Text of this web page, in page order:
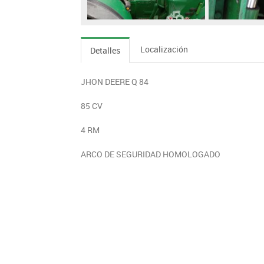
Detalles Localización
JHON DEERE Q 84
85 CV
4 RM
ARCO DE SEGURIDAD HOMOLOGADO